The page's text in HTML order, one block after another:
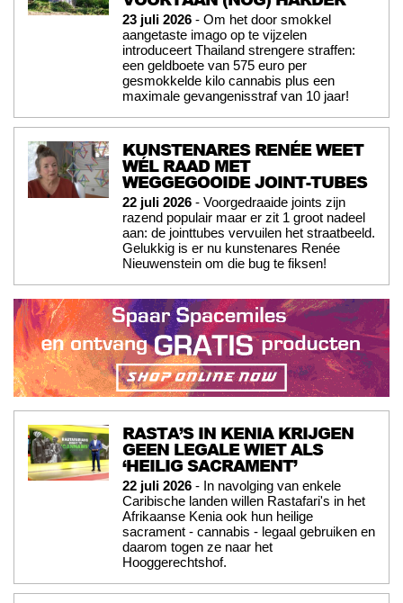
23 juli 2026 - Om het door smokkel
aangetaste imago op te vijzelen
introduceert Thailand strengere straffen:
een geldboete van 575 euro per
gesmokkelde kilo cannabis plus een
maximale gevangenisstraf van 10 jaar!
KUNSTENARES RENÉE WEET
WÉL RAAD MET
WEGGEGOOIDE JOINT-TUBES
22 juli 2026 - Voorgedraaide joints zijn
razend populair maar er zit 1 groot nadeel
aan: de jointtubes vervuilen het straatbeeld.
Gelukkig is er nu kunstenares Renée
Nieuwenstein om die bug te fiksen!
RASTA’S IN KENIA KRIJGEN
GEEN LEGALE WIET ALS
‘HEILIG SACRAMENT’
22 juli 2026 - In navolging van enkele
Caribische landen willen Rastafari's in het
Afrikaanse Kenia ook hun heilige
sacrament - cannabis - legaal gebruiken en
daarom togen ze naar het
Hooggerechtshof.